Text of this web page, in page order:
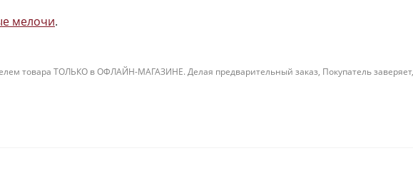
мелочи.
товара ТОЛЬКО в ОФЛАЙН-МАГАЗИНЕ. Делая предварительный заказ, Покупатель заверяет,